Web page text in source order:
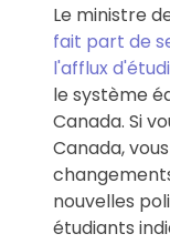
Le ministre
fait part de
l'afflux
le système
Canada. Si
Canada,
nouvelles
étudiants